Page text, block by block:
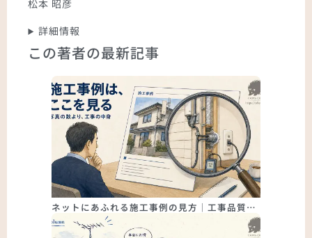
松本 昭彦
詳細情報
この著者の最新記事
ネットにあふれる施工事例の見方｜工事品質…